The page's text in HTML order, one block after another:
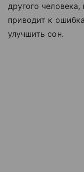
другого
приводит к
улучшить сон.